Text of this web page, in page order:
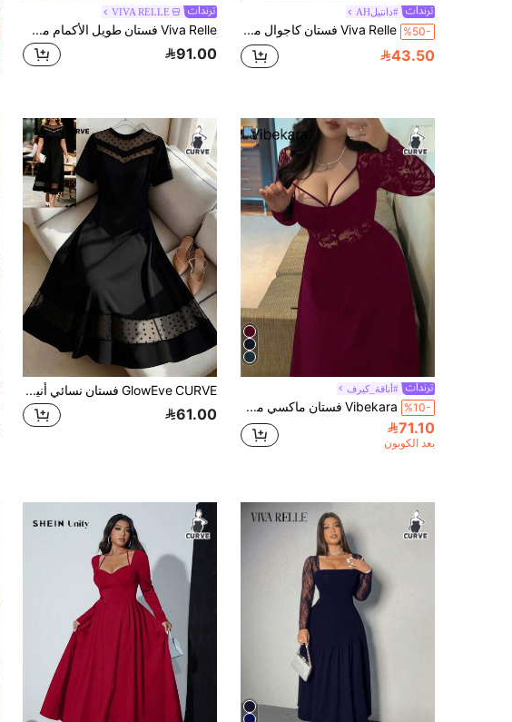
#دانتيلAH
%50- Viva Relle فستان كاجوال مقاس كبير، طراز بسيط للبس اليومي، عيد الحب
43.50
VIVA RELLE
Viva Relle فستان طويل الأكمام مصنوع من الشبك ضيق مناسب للمقاسات الكبيرة مع كتف مكشوف
91.00
#أناقة_كيرف
%10- Vibekara فستان ماكسي من الدانتيل والرقعة بقصة A لسيدات البدناء، فستان أنيق طويل الأكمام مكشكش الصدر، ذو تصميم فينتاج رومانسي مناسب للارتداء اليومي، العودة للمدرسة، عيد الميلاد، الحفلات، حفلات الزفاف، ، رأس السنة الصينية، الربيع، الخريف، الصيف
71.10
بعد الكوبون
GlowEve CURVE فستان نسائي أنيق فاخر بمقاس كبير مع تصميم شبكي مرقع وأكمام قصيرة وقصة A-خط
61.00